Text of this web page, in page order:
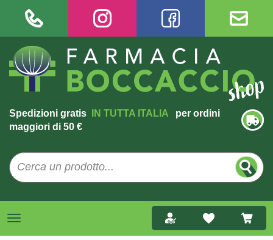
Spedizioni gratis IN TUTTA ITALIA
per ordini
maggiori di 50 €